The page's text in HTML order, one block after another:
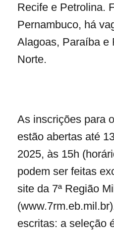
Recife e Petrolina.
Pernambuco, há
Alagoas, Paraíba e
Norte.
As inscrições para
estão abertas até
2025, às 15h
podem ser feitas
site da 7ª Região
escritas: a seleção